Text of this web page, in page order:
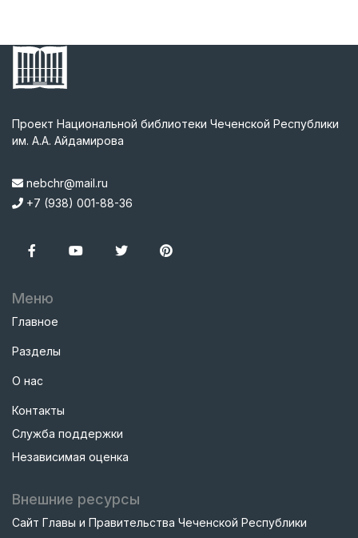
Проект Национальной библиотеки Чеченской Республики
им. А.А. Айдамирова
nebchr@mail.ru
+7 (938) 001-88-36
Меню
Главное
Разделы
О нас
Контакты
Служба поддержки
Независимая оценка
Внешние ресурсы
Сайт Главы и Правительства Чеченской Республики